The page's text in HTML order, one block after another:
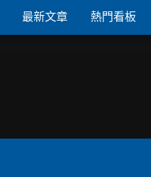
最新文章 熱門看板